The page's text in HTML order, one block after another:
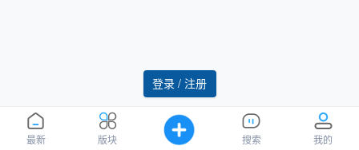
最新 版块 搜索 我的
登录 / 注册